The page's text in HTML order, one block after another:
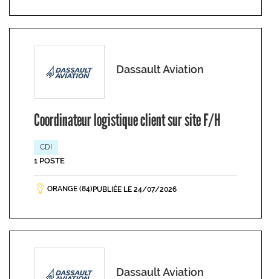
Dassault Aviation
Coordinateur logistique client sur site F/H
CDI
1 POSTE
ORANGE (84) PUBLIÉE LE 24/07/2026
Dassault Aviation